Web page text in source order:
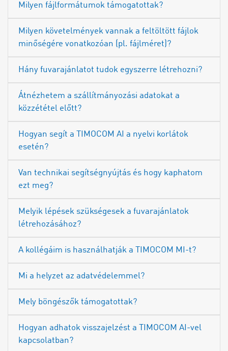
Milyen fájlformátumok támogatottak?
Milyen követelmények vannak a feltöltött fájlok
minőségére vonatkozóan (pl. fájlméret)?
Hány fuvarajánlatot tudok egyszerre létrehozni?
Átnézhetem a szállítmányozási adatokat a
közzététel előtt?
Hogyan segít a TIMOCOM AI a nyelvi korlátok
esetén?
Van technikai segítségnyújtás és hogy kaphatom
ezt meg?
Melyik lépések szükségesek a fuvarajánlatok
létrehozásához?
A kollégáim is használhatják a TIMOCOM MI-t?
Mi a helyzet az adatvédelemmel?
Mely böngészők támogatottak?
Hogyan adhatok visszajelzést a TIMOCOM AI-vel
kapcsolatban?